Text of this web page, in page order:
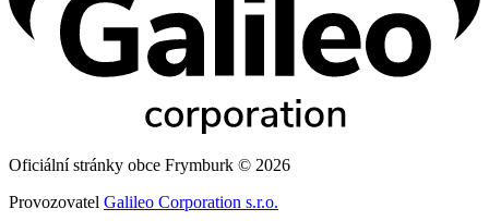
Oficiální stránky obce Frymburk © 2026
Provozovatel Galileo Corporation s.r.o.